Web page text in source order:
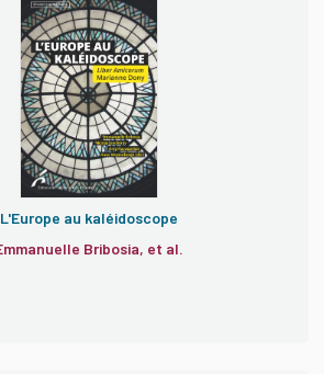
L'Europe au kaléidoscope
Emmanuelle Bribosia, et al.